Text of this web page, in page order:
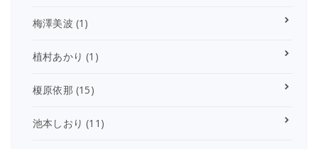
梅澤美波 (1)
植村あかり (1)
榎原依那 (15)
池本しおり (11)